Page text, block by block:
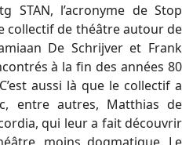
STAN, l’acronyme de Stop
collectif de théâtre autour de
De Schrijver et Frank
à la fin des années 80
aussi là que le collectif a
entre autres, Matthias de
qui leur a fait découvrir